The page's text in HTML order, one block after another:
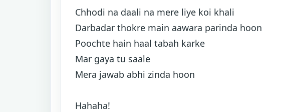
Chhodi na daali na mere liye koi khali
Darbadar thokre main aawara parinda hoon
Poochte hain haal tabah karke
Mar gaya tu saale
Mera jawab abhi zinda hoon
Hahaha!